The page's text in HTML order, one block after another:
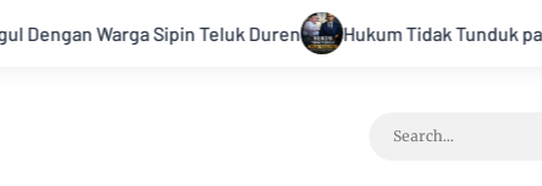
Hukum Tidak Tunduk pada Persepsi: Kritik Terhadap